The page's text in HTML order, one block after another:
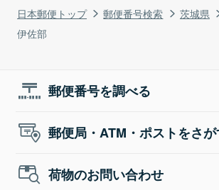
日本郵便トップ 郵便番号検索 茨城県
伊佐部
郵便番号を調べる
郵便局・ATM・ポストをさ
荷物のお問い合わせ